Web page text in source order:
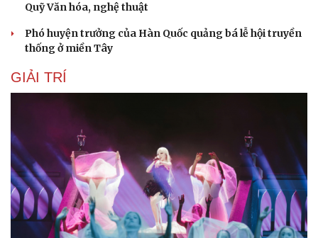
Quỹ Văn hóa, nghệ thuật
Phó huyện trưởng của Hàn Quốc quảng bá lễ hội truyền
thống ở miền Tây
GIẢI TRÍ